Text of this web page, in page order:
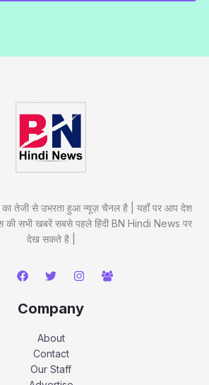
तेजी से उभरता हुआ न्यूज़ चैनल है | यहाँ पर आप देश
सभी खबरें सबसे पहले हिंदी BN Hindi News पर
देख सकते है |
Company
About
Contact
Our Staff